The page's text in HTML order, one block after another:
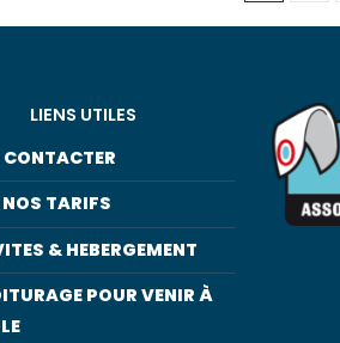
LIENS UTILES
TARIFS
& HEBERGEMENT
POUR VENIR À